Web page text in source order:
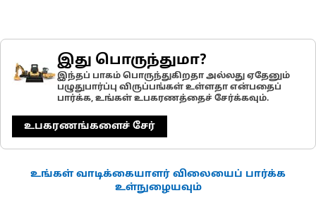
இது பொருந்துமா?
இந்தப் பாகம் பொருந்துகிறதா அல்லது ஏதேனும்
பழுதுபார்ப்பு விருப்பங்கள் உள்ளதா என்பதைப்
பார்க்க, உங்கள் உபகரணத்தைச் சேர்க்கவும்.
உபகரணங்களைச் சேர்
உங்கள் வாடிக்கையாளர் விலையைப் பார்க்க
உள்நுழையவும்